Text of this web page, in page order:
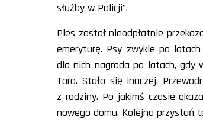
służby w Policji”.
Pies został nieodpłatnie
emeryturę. Psy zwykle po
dla nich nagroda po latach, gdy
Toro. Stało się inaczej.
z rodziny. Po jakimś czasie
nowego domu. Kolejna przystań